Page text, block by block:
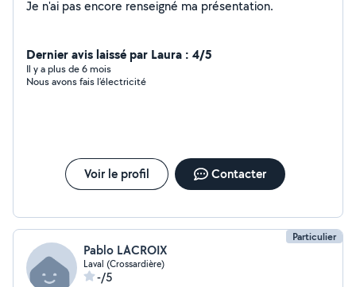
Je n'ai pas encore renseigné ma présentation.
Dernier avis laissé par Laura : 4/5
Il y a plus de 6 mois
Nous avons fais l’électricité
Voir le profil Contacter
Particulier
Pablo LACROIX
Laval (Crossardière)
-/5